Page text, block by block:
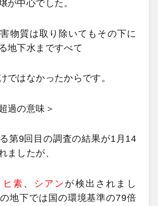
が中心でした。
物質は取り除いてもその下に
地下水まですべて
ではなかったからです。
過の意味＞
第9回目の調査の結果が1月14
ましたが、
ヒ素 、 シアン が検出されまし
地下では国の環境基準の79倍